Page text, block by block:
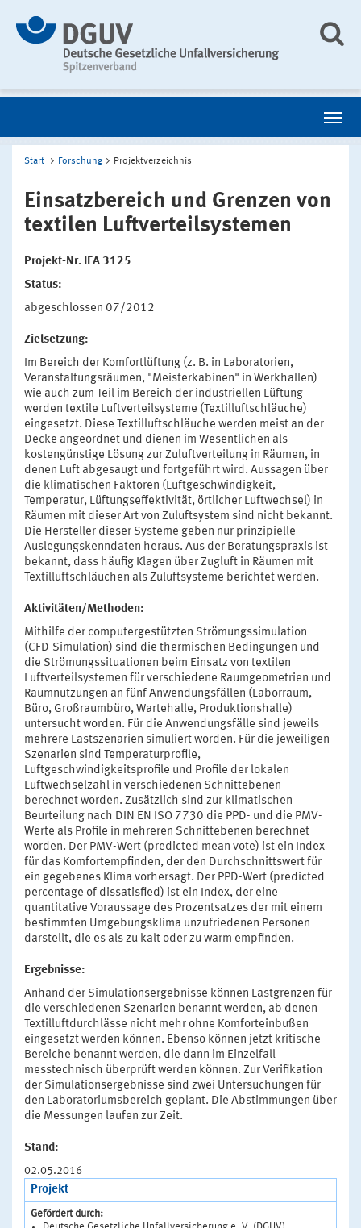
Start Forschung Projektverzeichnis
Einsatzbereich und Grenzen von
textilen Luftverteilsystemen
Projekt-Nr. IFA 3125
Status:
abgeschlossen 07/2012
Zielsetzung:
Im Bereich der Komfortlüftung (z. B. in Laboratorien,
Veranstaltungsräumen, "Meisterkabinen" in Werkhallen)
wie auch zum Teil im Bereich der industriellen Lüftung
werden textile Luftverteilsysteme (Textilluftschläuche)
eingesetzt. Diese Textilluftschläuche werden meist an der
Decke angeordnet und dienen im Wesentlichen als
kostengünstige Lösung zur Zuluftverteilung in Räumen, in
denen Luft abgesaugt und fortgeführt wird. Aussagen über
die klimatischen Faktoren (Luftgeschwindigkeit,
Temperatur, Lüftungseffektivität, örtlicher Luftwechsel) in
Räumen mit dieser Art von Zuluftsystem sind nicht bekannt.
Die Hersteller dieser Systeme geben nur prinzipielle
Auslegungskenndaten heraus. Aus der Beratungspraxis ist
bekannt, dass häufig Klagen über Zugluft in Räumen mit
Textilluftschläuchen als Zuluftsysteme berichtet werden.
Aktivitäten/Methoden:
Mithilfe der computergestützten Strömungssimulation
(CFD-Simulation) sind die thermischen Bedingungen und
die Strömungssituationen beim Einsatz von textilen
Luftverteilsystemen für verschiedene Raumgeometrien und
Raumnutzungen an fünf Anwendungsfällen (Laborraum,
Büro, Großraumbüro, Wartehalle, Produktionshalle)
untersucht worden. Für die Anwendungsfälle sind jeweils
mehrere Lastszenarien simuliert worden. Für die jeweiligen
Szenarien sind Temperaturprofile,
Luftgeschwindigkeitsprofile und Profile der lokalen
Luftwechselzahl in verschiedenen Schnittebenen
berechnet worden. Zusätzlich sind zur klimatischen
Beurteilung nach DIN EN ISO 7730 die PPD- und die PMV-
Werte als Profile in mehreren Schnittebenen berechnet
worden. Der PMV-Wert (predicted mean vote) ist ein Index
für das Komfortempfinden, der den Durchschnittswert für
ein gegebenes Klima vorhersagt. Der PPD-Wert (predicted
percentage of dissatisfied) ist ein Index, der eine
quantitative Voraussage des Prozentsatzes der mit einem
bestimmten Umgebungsklima unzufriedenen Personen
darstellt, die es als zu kalt oder zu warm empfinden.
Ergebnisse:
Anhand der Simulationsergebnisse können Lastgrenzen für
die verschiedenen Szenarien benannt werden, ab denen
Textilluftdurchlässe nicht mehr ohne Komforteinbußen
eingesetzt werden können. Ebenso können jetzt kritische
Bereiche benannt werden, die dann im Einzelfall
messtechnisch überprüft werden können. Zur Verifikation
der Simulationsergebnisse sind zwei Untersuchungen für
den Laboratoriumsbereich geplant. Die Abstimmungen über
die Messungen laufen zur Zeit.
Stand:
02.05.2016
Projekt
Gefördert durch: